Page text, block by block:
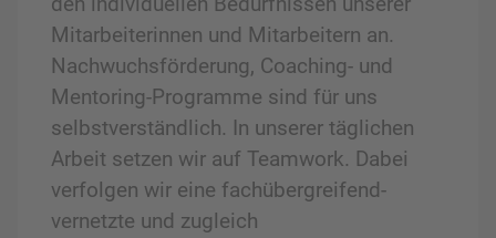
Mitarbeiterinnen und Mitarbeitern an.
Nachwuchsförderung, Coaching- und
Mentoring-Programme sind für uns
selbstverständlich. In unserer täglichen
Arbeit setzen wir auf Teamwork. Dabei
verfolgen wir eine fachübergreifend-
vernetzte und zugleich